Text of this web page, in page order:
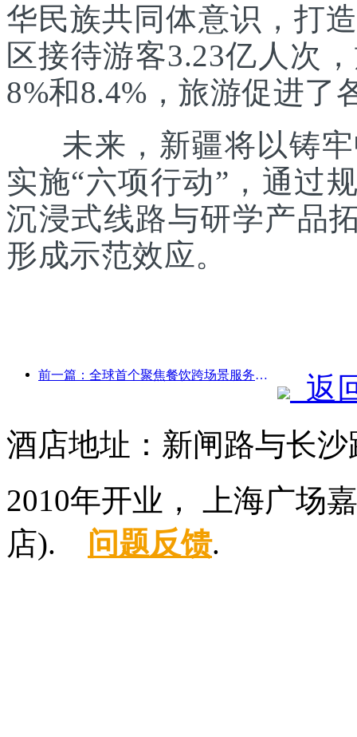
华民族共同体意识，打
区接待游客3.23亿人次
8%和8.4%，旅游促进了
未来，新疆将以铸牢
实施“六项行动”，通过
沉浸式线路与研学产品
形成示范效应。
前一篇：全球首个聚焦餐饮跨场景服务的人形机器人发布
返
酒店地址：新闸路与长
2010年开业， 上海广场
店). 问题反馈.